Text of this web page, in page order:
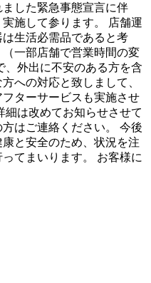
した緊急事態宣言に伴
施して参ります。 店舗運
生活必需品であると考
一部店舗で営業時間の変
、外出に不安のある方を含
への対応と致しまして、
ターサービスも実施させ
細は改めてお知らせさせて
はご連絡ください。 今後
と安全のため、状況を注
てまいります。 お客様に